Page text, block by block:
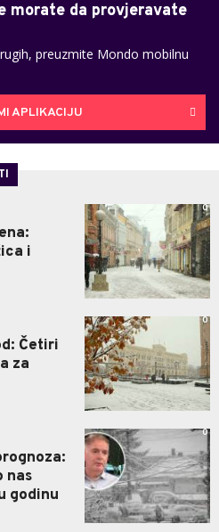
morate da provjeravate
preuzmite Mondo mobilnu
APLIKACIJU
i
0
Četiri
za
0
nas
godinu
0